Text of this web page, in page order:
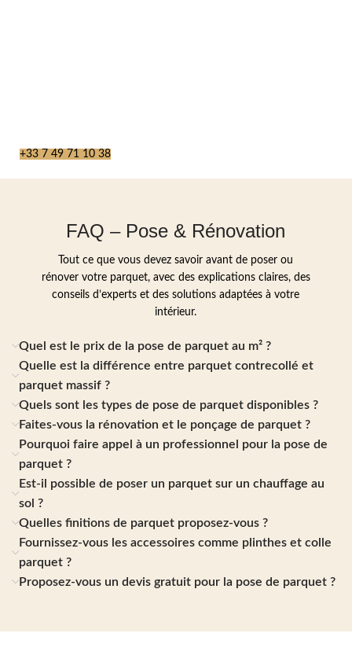
+33 7 49 71 10 38
FAQ – Pose & Rénovation
Tout ce que vous devez savoir avant de poser ou
rénover votre parquet, avec des explications claires, des
conseils d’experts et des solutions adaptées à votre
intérieur.
Quel est le prix de la pose de parquet au m² ?
Quelle est la différence entre parquet contrecollé et
parquet massif ?
Quels sont les types de pose de parquet disponibles ?
Faites-vous la rénovation et le ponçage de parquet ?
Pourquoi faire appel à un professionnel pour la pose de
parquet ?
Est-il possible de poser un parquet sur un chauffage au
sol ?
Quelles finitions de parquet proposez-vous ?
Fournissez-vous les accessoires comme plinthes et colle
parquet ?
Proposez-vous un devis gratuit pour la pose de parquet ?